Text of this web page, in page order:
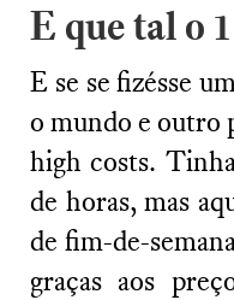
E que tal o
E se se fizésse
o mundo e outro
high costs.
de horas, mas
de fim-de-
graças aos